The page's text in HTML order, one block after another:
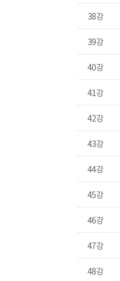
38강
39강
40강
41강
42강
43강
44강
45강
46강
47강
48강